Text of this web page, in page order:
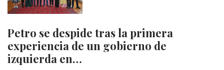
Petro se despide tras la primera
experiencia de un gobierno de
izquierda en…